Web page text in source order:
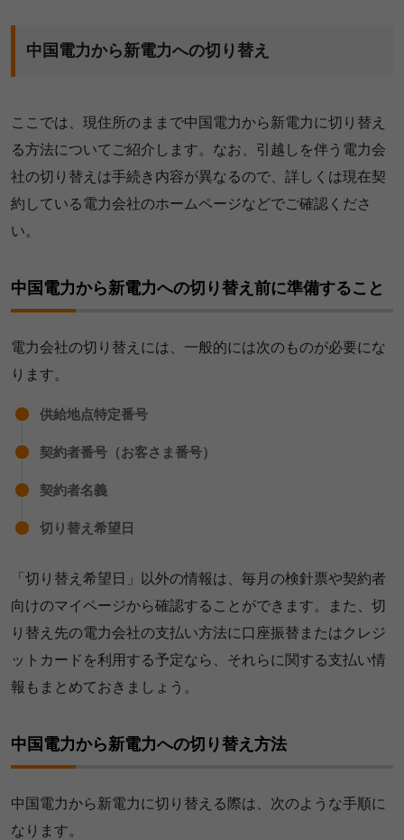
中国電力から新電力への切り替え
ここでは、現住所のままで中国電力から新電力に切り替え
る方法についてご紹介します。なお、引越しを伴う電力会
社の切り替えは手続き内容が異なるので、詳しくは現在契
約している電力会社のホームページなどでご確認くださ
い。
中国電力から新電力への切り替え前に準備すること
電力会社の切り替えには、一般的には次のものが必要にな
ります。
供給地点特定番号
契約者番号（お客さま番号）
契約者名義
切り替え希望日
「切り替え希望日」以外の情報は、毎月の検針票や契約者
向けのマイページから確認することができます。また、切
り替え先の電力会社の支払い方法に口座振替またはクレジ
ットカードを利用する予定なら、それらに関する支払い情
報もまとめておきましょう。
中国電力から新電力への切り替え方法
中国電力から新電力に切り替える際は、次のような手順に
なります。